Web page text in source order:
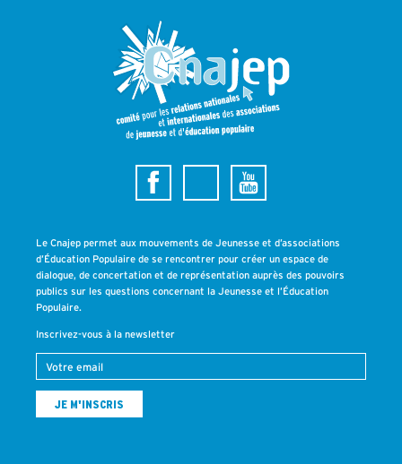
Le Cnajep permet aux mouvements de Jeunesse et d’associations
d’Éducation Populaire de se rencontrer pour créer un espace de
dialogue, de concertation et de représentation auprès des pouvoirs
publics sur les questions concernant la Jeunesse et l’Éducation
Populaire.
Inscrivez-vous à la newsletter